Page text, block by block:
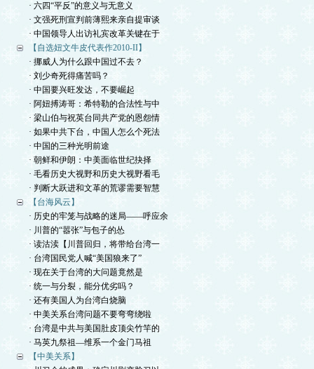
· 六四“平反”的意义与无意义
· 文强死刑宣判前薄熙来亲自提审谈
· 中国领导人出访礼宾改革关键在于
【自选妞文牛皮代表作2010-II】
· 挪威人为什么跟中国过不去？
· 刘少奇死得痛苦吗？
· 中国要兴旺发达，不要崛起
· 阿妞搏涛哥：希特勒的合法性与中
· 梁山伯与祝英台同共产党的恩怨情
· 如果中共下台，中国人怎么个死法
· 中国的三种光明前途
· 朝鲜和伊朗：中美面临世纪抉择
· 毛看历史大视野和历史大视野看毛
· 判断大跃进和文革的荒谬需要智慧
【台海风云】
· 历史的牢笼与战略的迷局——呼应余
· 川普的“嚣张”与包子的怂
· 读沽渎【川普回归，将带给台湾一
· 台湾国民党人喊“美国狼来了”
· 现在关于台湾的大问题竟然是
· 统一与分裂，能分优劣吗？
· 还有美国人为台湾白烧脑
· 中美关系台湾问题不要弯弯绕啦
· 台湾是中共与美国肚皮顶尖竹竿的
· 马英九祭祖—维系一个金门马祖
【中美关系】